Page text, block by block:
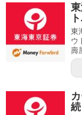
東
ウ
壽